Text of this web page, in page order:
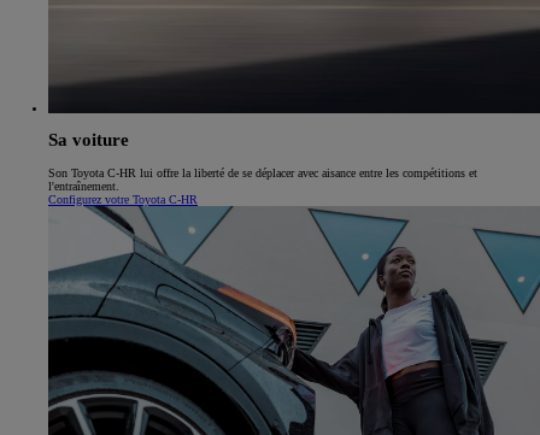
Sa voiture
Son Toyota C-HR lui offre la liberté de se déplacer avec aisance entre les compétitions et
l'entraînement.
Configurez votre Toyota C-HR